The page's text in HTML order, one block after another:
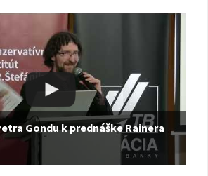
Gondu k prednáške Rainera